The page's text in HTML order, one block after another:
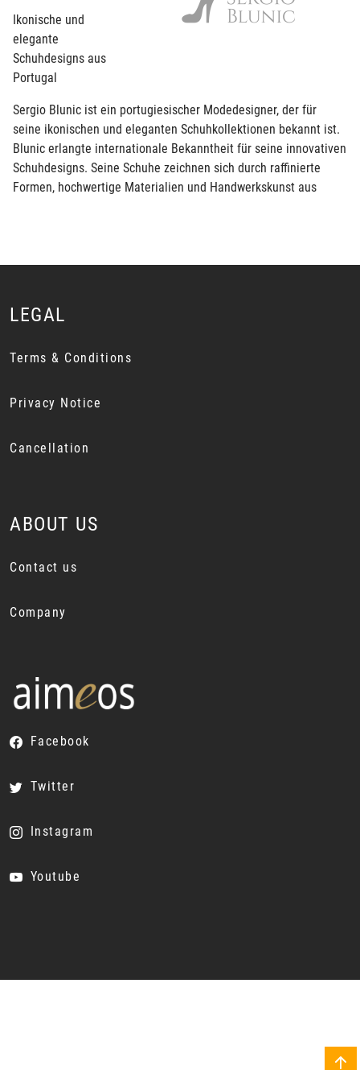
Ikonische und
elegante
Schuhdesigns aus
Portugal
Sergio Blunic ist ein portugiesischer Modedesigner, der für
seine ikonischen und eleganten Schuhkollektionen bekannt ist.
Blunic erlangte internationale Bekanntheit für seine innovativen
Schuhdesigns. Seine Schuhe zeichnen sich durch raffinierte
Formen, hochwertige Materialien und Handwerkskunst aus
LEGAL
Terms & Conditions
Privacy Notice
Cancellation
ABOUT US
Contact us
Company
Facebook
Twitter
Instagram
Youtube